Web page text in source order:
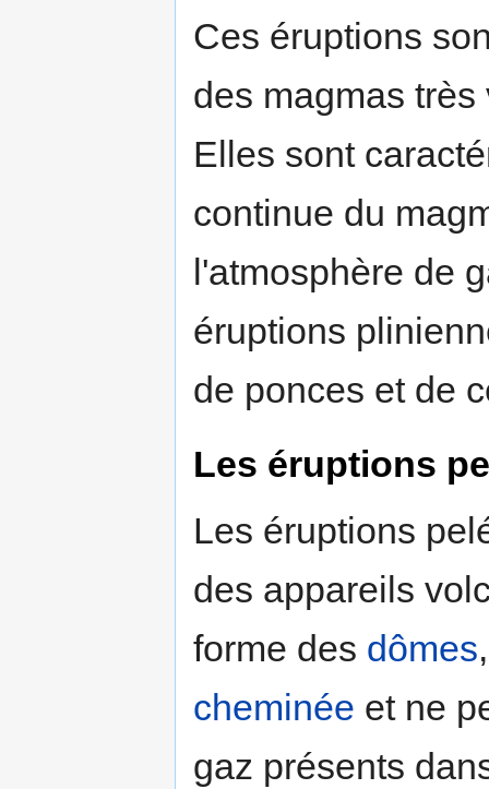
Ces éruptions
des magmas
Elles sont
continue du
l'atmosphère de
éruptions
de ponces et de
Les éruptions
Les éruptions
des appareils
forme des dômes
cheminée et ne
gaz présents